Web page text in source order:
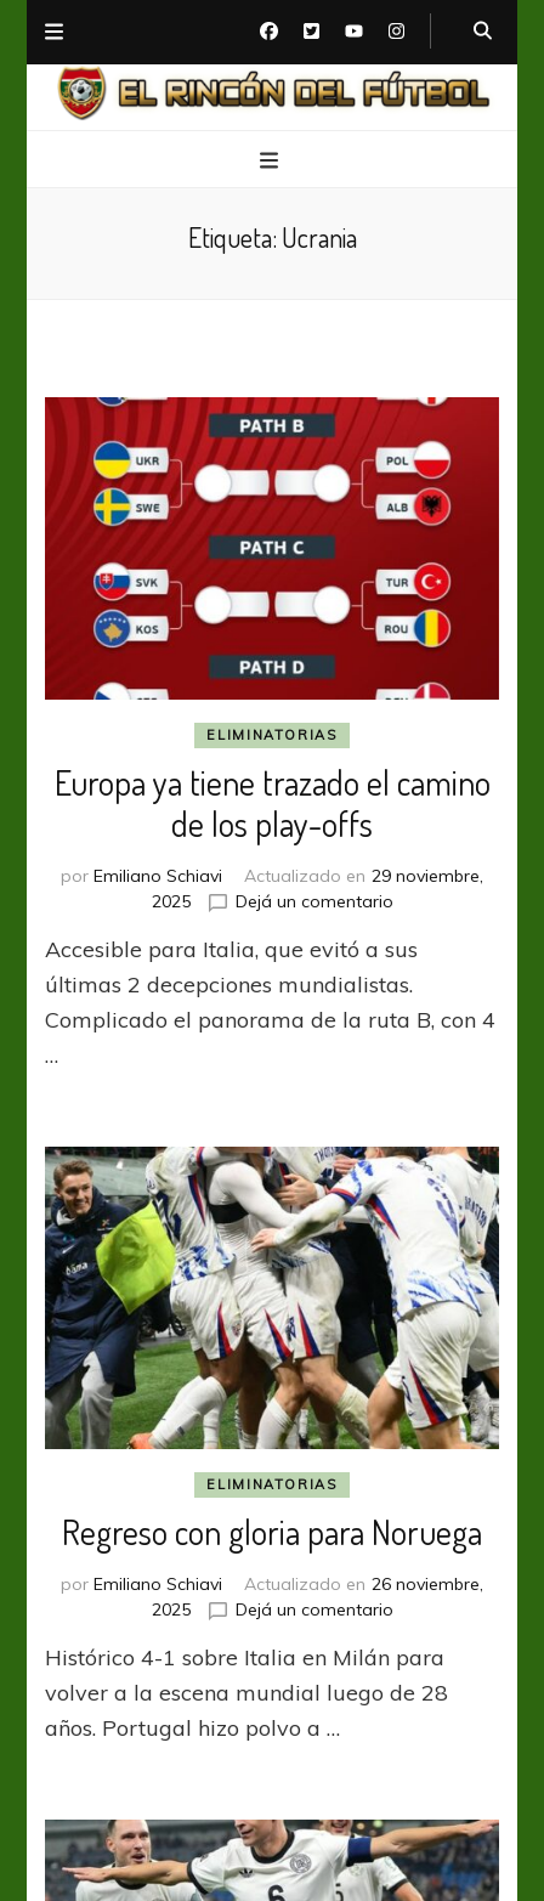
Etiqueta: Ucrania
ELIMINATORIAS
Europa ya tiene trazado el camino
de los play-offs
por Emiliano Schiavi Actualizado en 29 noviembre,
2025
Dejá un comentarioen
ya
tiene
el
offs
Accesible para Italia, que evitó a sus
últimas 2 decepciones mundialistas.
Complicado el panorama de la ruta B, con 4
…
ELIMINATORIAS
Regreso con gloria para Noruega
por Emiliano Schiavi Actualizado en 26 noviembre,
2025
Dejá un comentarioen
con
gloria
Histórico 4-1 sobre Italia en Milán para
volver a la escena mundial luego de 28
años. Portugal hizo polvo a …